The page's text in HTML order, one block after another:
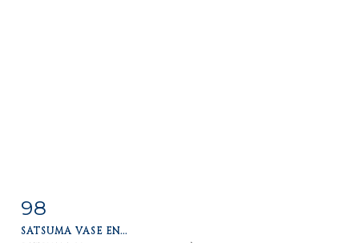
Item detail
98
SATSUMA VASE EN...